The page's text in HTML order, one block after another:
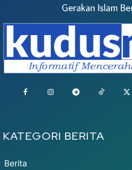
KATEGORI BERITA
Berita